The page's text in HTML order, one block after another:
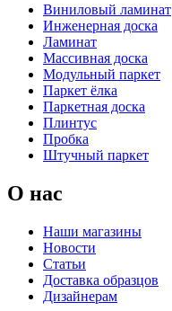
Виниловый ламинат
Инженерная доска
Ламинат
Массивная доска
Модульный паркет
Паркет ёлка
Паркетная доска
Плинтус
Пробка
Штучный паркет
О нас
Наши магазины
Новости
Статьи
Доставка образцов
Дизайнерам